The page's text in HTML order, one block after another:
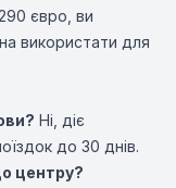
євро, ви
використати для
Ні, діє
до 30 днів.
центру?